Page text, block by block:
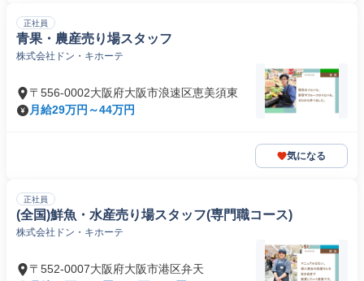
正社員
青果・農産売り場スタッフ
株式会社ドン・キホーテ
〒556-0002大阪府大阪市浪速区恵美須東
月給29万円～44万円
気になる
正社員
(全国)鮮魚・水産売り場スタッフ(専門職コース)
株式会社ドン・キホーテ
〒552-0007大阪府大阪市港区弁天